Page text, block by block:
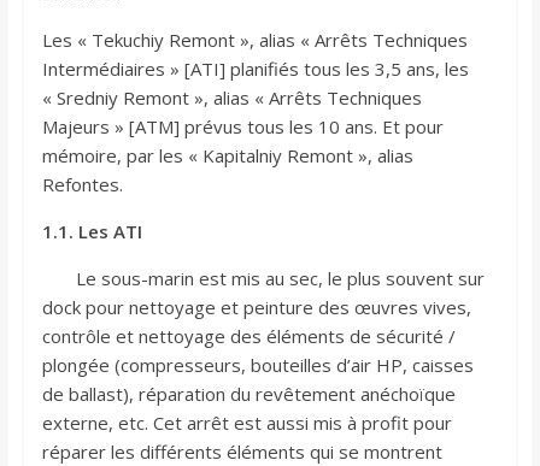
Les « Tekuchiy Remont », alias « Arrêts Techniques
Intermédiaires » [ATI] planifiés tous les 3,5 ans, les
« Sredniy Remont », alias « Arrêts Techniques
Majeurs » [ATM] prévus tous les 10 ans. Et pour
mémoire, par les « Kapitalniy Remont », alias
Refontes.
1.1. Les ATI
Le sous-marin est mis au sec, le plus souvent sur
dock pour nettoyage et peinture des œuvres vives,
contrôle et nettoyage des éléments de sécurité /
plongée (compresseurs, bouteilles d’air HP, caisses
de ballast), réparation du revêtement anéchoïque
externe, etc. Cet arrêt est aussi mis à profit pour
réparer les différents éléments qui se montrent